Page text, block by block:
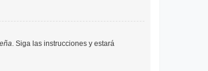
. Siga las instrucciones y estará